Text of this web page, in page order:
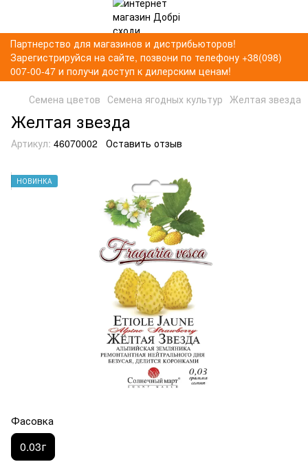
Партнерство для магазинов и дистрибьюторов!
Зарегистрируйся на сайте, позвони по телефону +38(098)
007-00-47 и получи доступ к дилерским ценам!
Семена цветов Семена ягодных культур Желтая звезда
Желтая звезда
Артикул: 46070002 Оставить отзыв
НОВИНКА
Фасовка
0.03г